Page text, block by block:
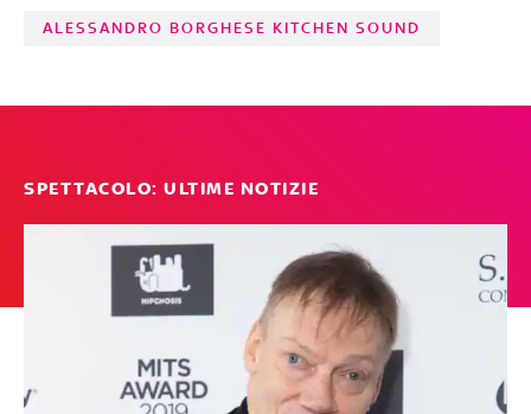
ALESSANDRO BORGHESE KITCHEN SOUND
SPETTACOLO: ULTIME NOTIZIE